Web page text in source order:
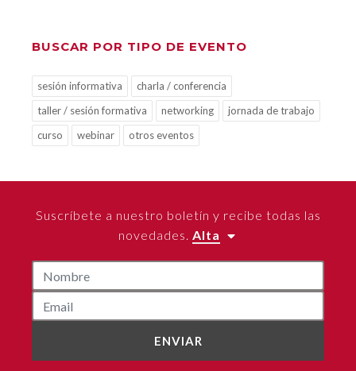
BUSCAR POR TIPO DE EVENTO
sesión informativa
charla / conferencia
taller / sesión formativa
networking
jornada de trabajo
curso
webinar otros eventos
Suscríbete a nuestro boletín y recibe todas las
novedades. Alta
ENVIAR